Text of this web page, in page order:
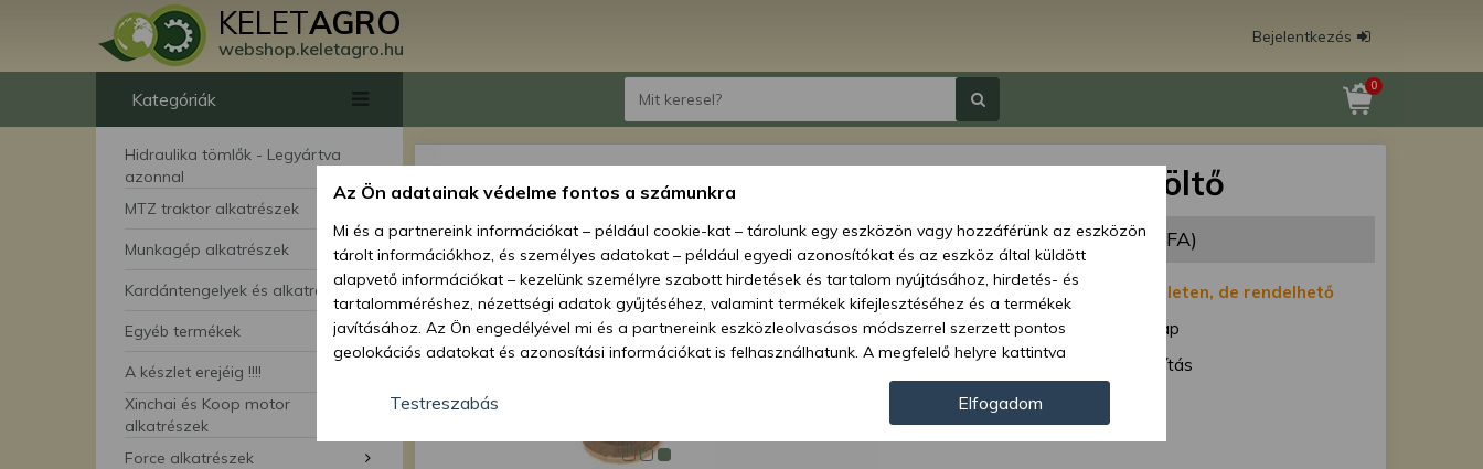
KELETAGRO
webshop.keletagro.hu
Bejelentkezés
Kategóriák
Hidraulika tömlők - Legyártva
azonnal
MTZ traktor alkatrészek
Munkagép alkatrészek
Kardántengelyek és alkatrészei
Egyéb termékek
A készlet erejéig !!!!
Xinchai és Koop motor
alkatrészek
Force alkatrészek
0
Force 1008 USB töltő
Ár: 4 302 Ft (3 387 Ft + ÁFA)
Elérhetőség:
Nincs készleten, de rendelhető
Szállítás:
1-7 munkanap
Szállítási mód:
Normál szállítás
Cikkszám:
Az Ön adatainak védelme fontos a számunkra
Mi és a partnereink információkat – például cookie-kat – tárolunk egy eszközön vagy hozzáférünk az eszközön
tárolt információkhoz, és személyes adatokat – például egyedi azonosítókat és az eszköz által küldött
alapvető információkat – kezelünk személyre szabott hirdetések és tartalom nyújtásához, hirdetés- és
tartalomméréshez, nézettségi adatok gyűjtéséhez, valamint termékek kifejlesztéséhez és a termékek
javításához. Az Ön engedélyével mi és a partnereink eszközleolvasásos módszerrel szerzett pontos
geolokációs adatokat és azonosítási információkat is felhasználhatunk. A megfelelő helyre kattintva
hozzájárulhat ahhoz, hogy mi és a partnereink a fent leírtak szerint adatkezelést végezzünk. Másik
lehetőségként a hozzájárulás megadása vagy elutasítása előtt részletesebb információkhoz juthat, és
megváltoztathatja beállításait. Felhívjuk figyelmét, hogy személyes adatainak bizonyos kezeléséhez nem
feltétlenül szükséges az Ön hozzájárulása, de jogában áll tiltakozni az ilyen jellegű adatkezelés ellen. A
Testreszabás Elfogadom